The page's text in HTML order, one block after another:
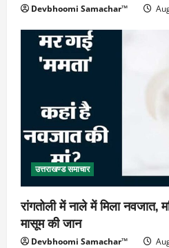
Devbhoomi Samachar™
उत्तराखण्ड समाचार
रांगतोली में नाले में मिला नवजात,
मासूम की जान
Devbhoomi Samachar™